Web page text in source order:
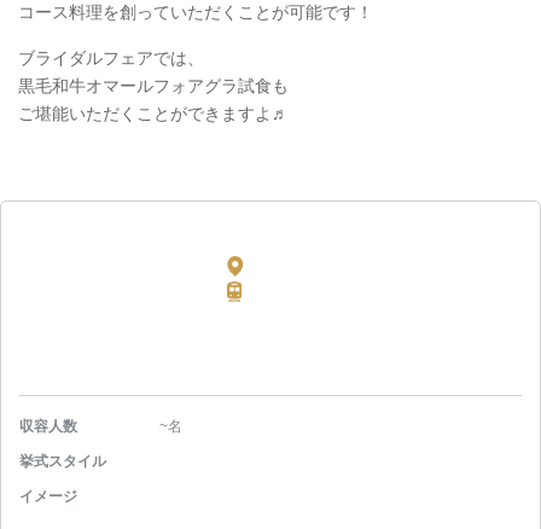
コース料理を創っていただくことが可能です！
ブライダルフェアでは、
黒毛和牛オマールフォアグラ試食も
ご堪能いただくことができますよ♬
収容人数 ~名
挙式スタイル
イメージ